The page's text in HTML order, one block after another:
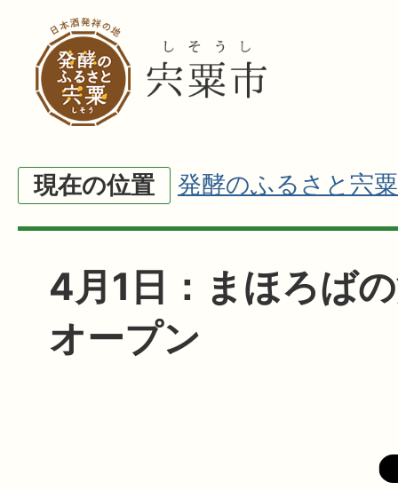
現在の位置 発酵のふるさと宍粟
4月1日：まほろば
オープン